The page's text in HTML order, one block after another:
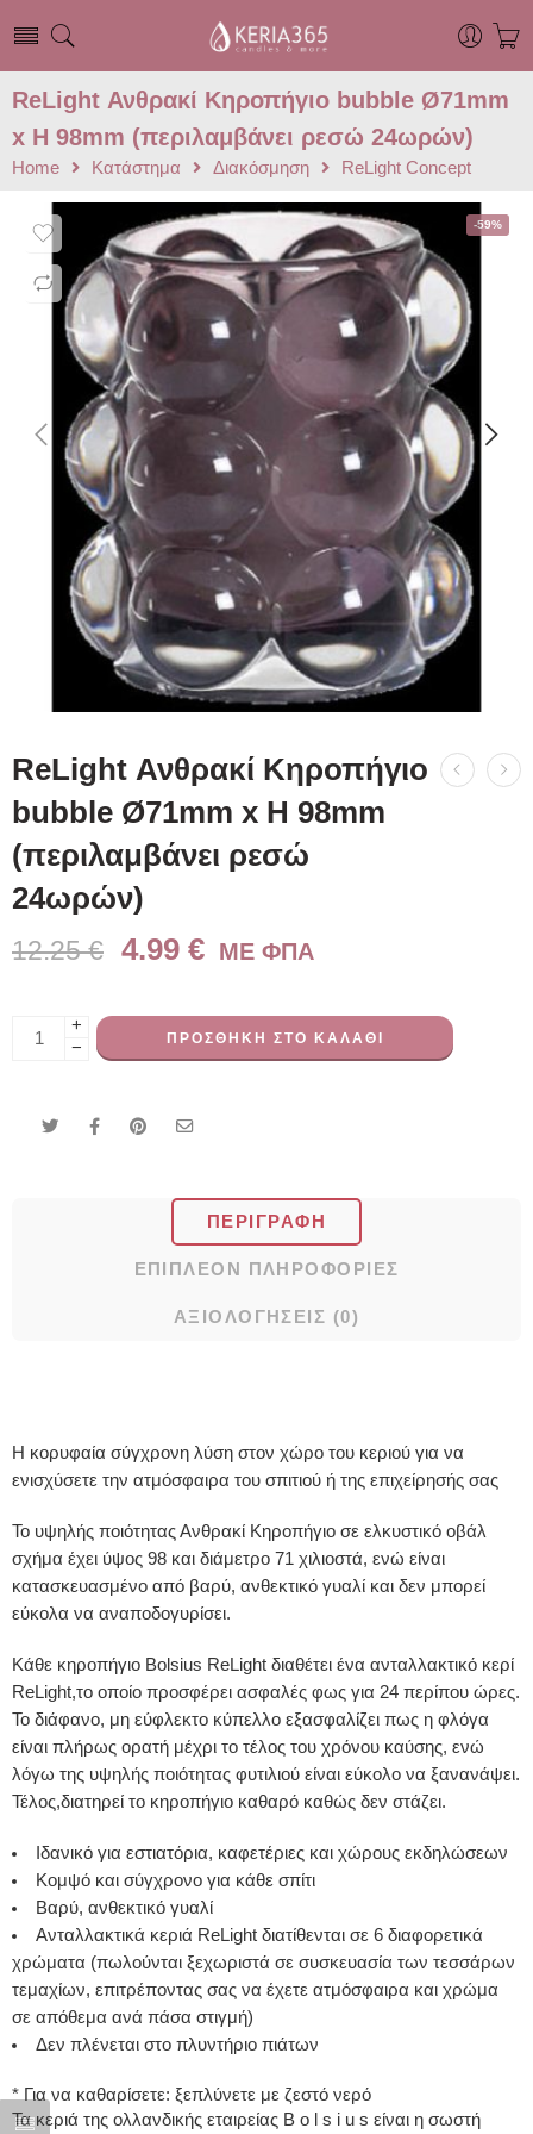
ReLight Ανθρακί Κηροπήγιο bubble Ø71mm
x H 98mm (περιλαμβάνει ρεσώ 24ωρών)
Home Κατάστημα Διακόσμηση ReLight Concept
-59%
ReLight Ανθρακί Κηροπήγιο
bubble Ø71mm x H 98mm
(περιλαμβάνει ρεσώ
24ωρών)
12.25€ 4.99 € ME ΦΠΑ
+
−
ΠΡΟΣΘΉΚΗ ΣΤΟ ΚΑΛΆΘΙ
ΠΕΡΙΓΡΑΦΉ
ΕΠΙΠΛΈΟΝ ΠΛΗΡΟΦΟΡΊΕΣ
ΑΞΙΟΛΟΓΉΣΕΙΣ (0)
Η κορυφαία σύγχρονη λύση στον χώρο του κεριού για να
ενισχύσετε την ατμόσφαιρα του σπιτιού ή της επιχείρησής σας
Το υψηλής ποιότητας Ανθρακί Κηροπήγιο σε ελκυστικό οβάλ
σχήμα έχει ύψος 98 και διάμετρο 71 χιλιοστά, ενώ είναι
κατασκευασμένο από βαρύ, ανθεκτικό γυαλί και δεν μπορεί
εύκολα να αναποδογυρίσει.
Κάθε κηροπήγιο Bolsius ReLight διαθέτει ένα ανταλλακτικό κερί
ReLight,το οποίο προσφέρει ασφαλές φως για 24 περίπου ώρες.
Το διάφανο, μη εύφλεκτο κύπελλο εξασφαλίζει πως η φλόγα
είναι πλήρως ορατή μέχρι το τέλος του χρόνου καύσης, ενώ
λόγω της υψηλής ποιότητας φυτιλιού είναι εύκολο να ξανανάψει.
Τέλος,διατηρεί το κηροπήγιο καθαρό καθώς δεν στάζει.
Ιδανικό για εστιατόρια, καφετέριες και χώρους εκδηλώσεων
Κομψό και σύγχρονo για κάθε σπίτι
Βαρύ, ανθεκτικό γυαλί
Ανταλλακτικά κεριά ReLight διατίθενται σε 6 διαφορετικά
χρώματα (πωλούνται ξεχωριστά σε συσκευασία των τεσσάρων
τεμαχίων, επιτρέποντας σας να έχετε ατμόσφαιρα και χρώμα
σε απόθεμα ανά πάσα στιγμή)
Δεν πλένεται στο πλυντήριο πιάτων
* Για να καθαρίσετε: ξεπλύνετε με ζεστό νερό
Τα κεριά της ολλανδικής εταιρείας B o l s i u s είναι η σωστή